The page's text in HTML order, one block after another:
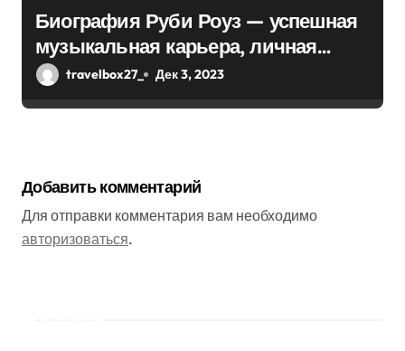
Биография Руби Роуз — успешная
музыкальная карьера, личная
жизнь и знаковые достижения
travelbox27_ Дек 3, 2023
Добавить комментарий
Для отправки комментария вам необходимо
авторизоваться.